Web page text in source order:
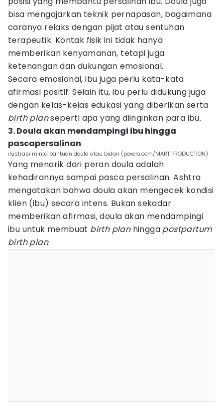
bisa mengajarkan teknik pernapasan, bagaimana
caranya relaks dengan pijat atau sentuhan
terapeutik. Kontak fisik ini tidak hanya
memberikan kenyamanan, tetapi juga
ketenangan dan dukungan emosional.
Secara emosional, ibu juga perlu kata-kata
afirmasi positif. Selain itu, ibu perlu didukung juga
dengan kelas-kelas edukasi yang diberikan serta
birth planseperti apa yang diinginkan para ibu.
3. Doula akan mendampingi ibu hingga
pascapersalinan
ilustrasi minta bantuan doula atau bidan (pexels.com/MART PRODUCTION)
Yang menarik dari peran doula adalah
kehadirannya sampai pasca persalinan. Ashtra
mengatakan bahwa doula akan mengecek kondisi
klien (ibu) secara intens. Bukan sekadar
memberikan afirmasi, doula akan mendampingi
ibu untuk membuat birth planhingga postpartum
birth plan.